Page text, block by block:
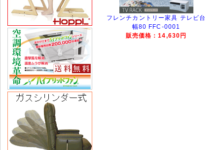
フレンチカントリー家具 テレビ台
幅80 FFC-0001
販売価格：14,630円